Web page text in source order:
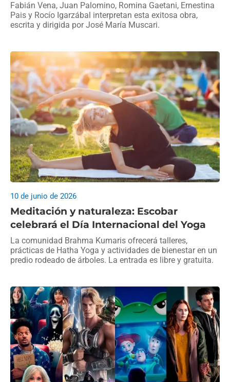
Fabián Vena, Juan Palomino, Romina Gaetani, Ernestina
Pais y Rocío Igarzábal interpretan esta exitosa obra,
escrita y dirigida por José María Muscari.
Meditación y naturaleza: Escobar
celebrará el Día Internacional del Yoga
10 de junio de 2026
La comunidad Brahma Kumaris ofrecerá talleres,
prácticas de Hatha Yoga y actividades de bienestar en un
predio rodeado de árboles. La entrada es libre y gratuita.